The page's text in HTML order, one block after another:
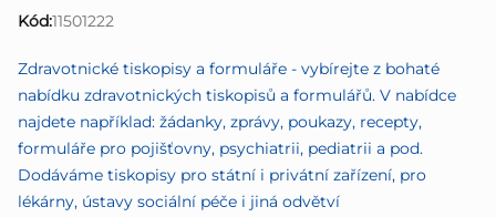
0,0
Kód:11501222
Zdravotnické tiskopisy a formuláře - vybírejte z bohaté
nabídku zdravotnických tiskopisů a formulářů. V nabídce
najdete například: žádanky, zprávy, poukazy, recepty,
formuláře pro pojišťovny, psychiatrii, pediatrii a pod.
Dodáváme tiskopisy pro státní i privátní zařízení, pro
lékárny, ústavy sociální péče i jiná odvětví